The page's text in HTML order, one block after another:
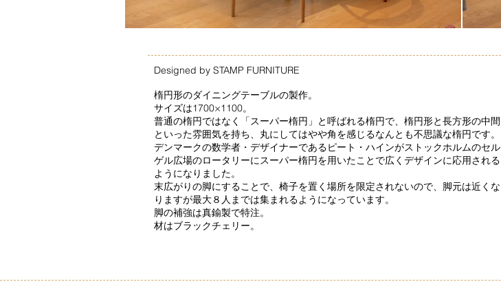
Designed by STAMP FURNITURE
楕円形のダイニングテーブルの製作。
サイズは1700×1100。
普通の楕円ではなく「スーパー楕円」と呼ばれる楕円で、楕円形と長方形の中間
といった雰囲気を持ち、丸にしてはやや角を感じるなんとも不思議な楕円です。
デンマークの数学者・デザイナーであるピート・ハインがストックホルムのセル
ゲル広場のロータリーにスーパー楕円を用いたことで広くデザインに応用される
ようになりました。
末広がりの脚にすることで、椅子を置く場所を限定されないので、脚元は近くな
りますが最大８人までは集まれるようになっています。
脚の補強は真鍮製で特注。
​材はブラックチェリー。